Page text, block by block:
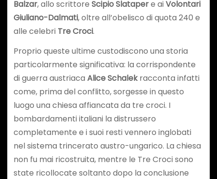
Balzar, allo scrittore Scipio Slatapere aiVolontari
Giuliano-Dalmati, oltre all’obelisco di quota 240 e
alle celebri Tre Croci.
Proprio queste ultime custodiscono una storia
particolarmente significativa: la corrispondente
di guerra austriaca Alice Schalekracconta infatti
come, prima del conflitto, sorgesse in questo
luogo una chiesa affiancata da tre croci. I
bombardamenti italiani la distrussero
completamente e i suoi resti vennero inglobati
nel sistema trincerato austro-ungarico. La chiesa
non fu mai ricostruita, mentre le Tre Croci sono
state ricollocate soltanto dopo la conclusione